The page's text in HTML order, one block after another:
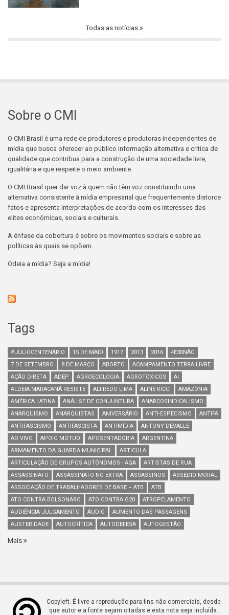
Todas as notícias
Sobre o CMI
O CMI Brasil é uma rede de produtores e produtoras independentes de
mídia que busca oferecer ao público informação alternativa e crítica de
qualidade que contribua para a construção de uma sociedade livre,
igualitária e que respeite o meio ambiente.
O CMI Brasil quer dar voz à quem não têm voz constituindo uma
alternativa consistente à mídia empresarial que frequentemente distorce
fatos e apresenta interpretações de acordo com os interesses das
elites econômicas, sociais e culturais.
A ênfase da cobertura é sobre os movimentos sociais e sobre as
políticas às quais se opõem.
Odeia a mídia? Seja a mídia!
Tags
#JULIOCENTENÁRIO 15 DE MAIO 1917 2013 2016
4E30NÃO
7 DE SETEMBRO
8 DE MARÇO ABORTO
ACAMPAMENTO TERRA LIVRE
AÇÃO DIRETA
ADEP AGROECOLOGIA AGROTÓXICOS
AI
ALDEIA MARACANÃ RESISTE
ALFREDO LIMA ALINE RICCI
AMAZÔNIA
AMÉRICA LATINA
ANÁLISE DE CONJUNTURA
ANARCOSINDICALISMO
ANARQUISMO
ANARQUISTAS ANIVERSÁRIO ANTI-ESPECISMO
ANTIFA
ANTIFASCISMO
ANTIFASCISTA ANTIMÍDIA
ANTONY DEVALLE
AO VIVO
APOIO MÚTUO APOSENTADORIA
ARGENTINA
ARMAMENTO DA GUARDA MUNICIPAL
ARTICULA
ARTICULAÇÃO DE GRUPOS AUTÔNOMOS - AGA
ARTISTAS DE RUA
ASSASSINATO
ASSASSINATO NO EXTRA ASSASSINOS
ASSÉDIO MORAL
ASSOCIAÇÃO DE TRABALHADORES DE BASE – ATB
ATB
ATO CONTRA BOLSONARO
ATO CONTRA G20
ATROPELAMENTO
AUDIÊNCIA-JULGAMENTO
ÁUDIO
AUMENTO DAS PASSAGENS
AUSTERIDADE
AUTOCRÍTICA AUTODEFESA AUTOGESTÃO
Mais
Copyleft. É livre a reprodução para fins não comerciais, desde
que autor e a fonte sejam citadas e esta nota seja incluída.